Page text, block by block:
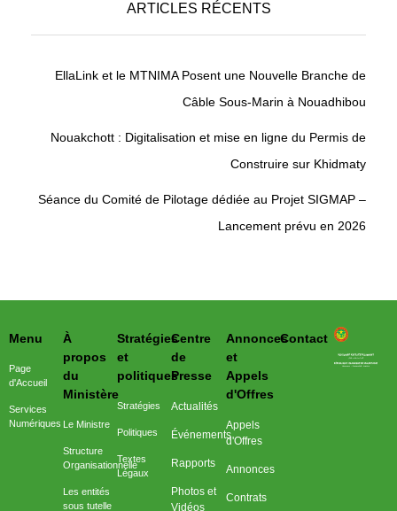
ARTICLES RÉCENTS
EllaLink et le MTNIMA Posent une Nouvelle Branche de
Câble Sous-Marin à Nouadhibou
Nouakchott : Digitalisation et mise en ligne du Permis de
Construire sur Khidmaty
Séance du Comité de Pilotage dédiée au Projet SIGMAP –
Lancement prévu en 2026
وزارة التحول الرقمي وعصرنة الادارة
Contact
Annonces
et
Appels
d'Offres
Appels
d'Offres
Annonces
Contrats
Centre
de
Presse
Actualités
Événements
Rapports
Photos et
Vidéos
Stratégies
et
politiques
Stratégies
Politiques
Textes
Légaux
À
propos
du
Ministère
Le Ministre
Structure
Organisationnelle
Les entités
sous tutelle
Menu
Page
d'Accueil
Services
Numériques